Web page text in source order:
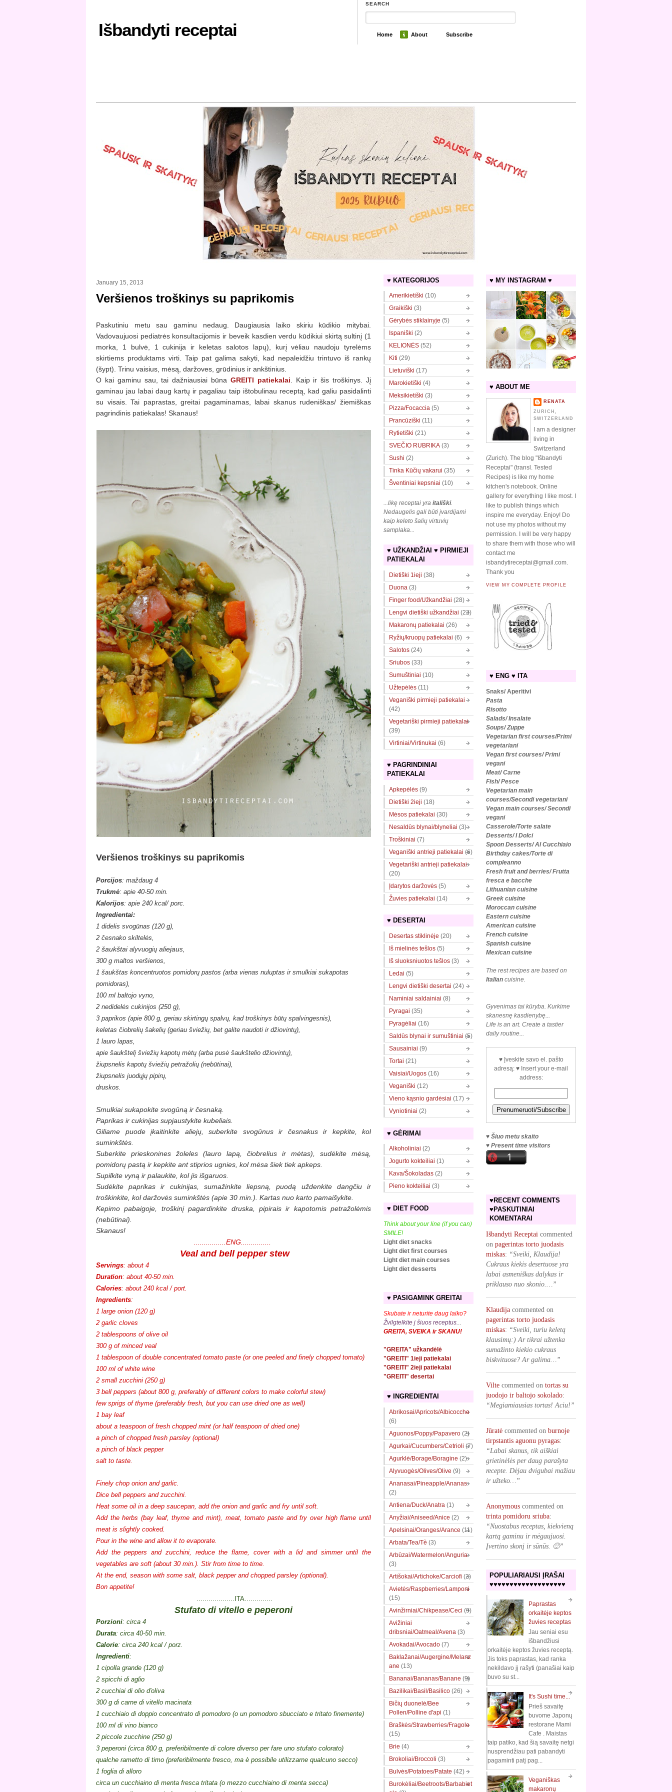
Išbandyti receptai
SEARCH
Home About Subscribe
January 15, 2013
Veršienos troškinys su paprikomis
Paskutiniu metu sau gaminu nedaug.
Daugiausia laiko skiriu kūdikio mitybai.
Vadovaujuosi pediatrės konsultacijomis ir beveik kasdien verdu kūdikiui skirtą sultinį (1
morka, 1 bulvė, 1 cukinija ir keletas salotos lapų), kurį vėliau naudoju tyrelėms
skirtiems produktams virti. Taip pat galima sakyti, kad nepaleidžiu trintuvo iš rankų
(šypt). Trinu vaisius, mėsą, daržoves, grūdinius ir ankštinius.
O kai gaminu sau, tai dažniausiai būna GREITI patiekalai . Kaip ir šis troškinys. Jį
gaminau jau labai daug kartų ir pagaliau taip ištobulinau receptą, kad galiu pasidalinti
su visais. Tai paprastas, greitai pagaminamas, labai skanus rudeniškas/ žiemiškas
pagrindinis patiekalas! Skanaus!
Veršienos troškinys su paprikomis
Porcijos: maždaug 4
Trukmė: apie 40-50 min.
Kalorijos: apie 240 kcal/ porc.
Ingredientai:
1 didelis svogūnas (120 g)
2 česnako skiltelės,
2 šaukštai alyvuogių aliejaus,
300 g maltos veršienos
1 šaukštas koncentruotos pomidorų pastos (arba vienas nuluptas ir smulkiai sukapotas
pomidoras),
100 ml baltojo vyno
2 nedidelės cukinijos (250 g)
3 paprikos (apie 800 g, geriau skirtingų spalvų, kad troškinys būtų spalvingesnis)
keletas čiobrelių šakelių (geriau šviežių, bet galite naudoti ir džiovintų),
1 lauro lapas,
apie šaukštelį šviežių kapotų mėtų (arba pusė šaukštelio džiovintų),
žiupsnelis kapotų šviežių petražolių (nebūtinai),
žiupsnelis juodųjų pipirų,
druskos.
Smulkiai sukapokite svogūną ir česnaką.
Paprikas ir cukinijas supjaustykite kubeliais.
Giliame puode įkaitinkite aliejų, suberkite svogūnus ir česnakus ir kepkite, kol
suminkštės.
Suberkite prieskonines žoleles (lauro lapą, čiobrelius ir mėtas), sudėkite mėsą,
pomidorų pastą ir kepkite ant stiprios ugnies, kol mėsa šiek tiek apkeps.
Supilkite vyną ir palaukite, kol jis išgaruos.
Sudėkite paprikas ir cukinijas, sumažinkite liepsną, puodą uždenkite dangčiu ir
troškinkite, kol daržovės suminkštės (apie 30 min.). Kartas nuo karto pamaišykite.
Kepimo pabaigoje, troškinį pagardinkite druska, pipirais ir kapotomis petražolėmis
(nebūtinai).
Skanaus!
................ENG...............
Veal and bell pepper stew
Servings: about 4
Duration: about 40-50 min.
Calories: about 240 kcal / port.
Ingredients:
1 large onion (120 g)
2 garlic cloves
2 tablespoons of olive oil
300 g of minced veal
1 tablespoon of double concentrated tomato paste (or one peeled and finely chopped tomato)
100 ml of white wine
2 small zucchini (250 g)
3 bell peppers (about 800 g, preferably of different colors to make colorful stew)
few sprigs of thyme (preferably fresh, but you can use dried one as well)
1 bay leaf
about a teaspoon of fresh chopped mint (or half teaspoon of dried one)
a pinch of chopped fresh parsley (optional)
a pinch of black pepper
salt to taste.
Finely chop onion and garlic.
Dice bell peppers and zucchini.
Heat some oil in a deep saucepan, add the onion and garlic and fry until soft.
Add the herbs (bay leaf, thyme and mint), meat, tomato paste and fry over high flame until
meat is slightly cooked.
Pour in the wine and allow it to evaporate.
Add the peppers and zucchini, reduce the flame, cover with a lid and simmer until the
vegetables are soft (about 30 min.). Stir from time to time.
At the end, season with some salt, black pepper and chopped parsley (optional).
Bon appetite!
...................ITA..............
Stufato di vitello e peperoni
Porzioni: circa 4
Durata: circa 40-50 min
Calorie: circa 240 kcal / porz
Ingredienti:
1 cipolla grande (120 g)
2 spicchi di aglio
2 cucchiai di olio d'oliva
300 g di carne di vitello macinata
1 cucchiaio di doppio concentrato di pomodoro (o un pomodoro sbucciato e tritato finemente)
100 ml di vino bianco
2 piccole zucchine (250 g)
3 peperoni (circa 800 g, preferibilmente di colore diverso per fare uno stufato colorato)
qualche rametto di timo (preferibilmente fresco , ma è possibile utilizzarne qualcuno secco)
1 foglia di alloro
circa un cucchiaino di menta fresca tritata (o mezzo cucchiaino di menta secca)
♥ MY INSTAGRAM ♥
♥ ABOUT ME
RENATA
ZURICH,
SWITZERLAND
I am a designer
living in
Switzerland
(Zurich). The blog "Išbandyti
Receptai" (transl. Tested
Recipes) is like my home
kitchen's notebook. Online
gallery for everything I like most. I
like to publish things which
inspire me everyday. Enjoy! Do
not use my photos without my
permission. I will be very happy
to share them with those who will
contact me
isbandytireceptai@gmail.com.
Thank you
VIEW MY COMPLETE PROFILE
♥ ENG ♥ ITA
Snaks/ Aperitivi
Pasta
Risotto
Salads/ Insalate
Soups/ Zuppe
Vegetarian first courses/Primi
vegetariani
Vegan first courses/ Primi
vegani
Meat/ Carne
Fish/ Pesce
Vegetarian main
courses/Secondi vegetariani
Vegan main courses/ Secondi
vegani
Casserole/Torte salate
Desserts/ I Dolci
Spoon Desserts/ Al Cucchiaio
Birthday cakes/Torte di
compleanno
Fresh fruit and berries/ Frutta
fresca e bacche
Lithuanian cuisine
Greek cuisine
Moroccan cuisine
Eastern cuisine
American cuisine
French cuisine
Spanish cuisine
Mexican cuisine
The rest recipes are based on
Italian cuisine.
Gyvenimas tai kūryba. Kurkime
skanesnę kasdienybę...
Life is an art. Create a tastier
daily routine...
♥ Įveskite savo el. pašto
adresą: ♥ Insert your e-mail
address:
♥ Šiuo metu skaito
♥ Present time visitors
♥RECENT COMMENTS
♥PASKUTINIAI
KOMENTARAI
Išbandyti Receptai commented
on pagerintas torto juodasis
miskas: “Sveiki, Klaudija!
Cukraus kiekis desertuose yra
labai asmeniškas dalykas ir
priklauso nuo skonio.…”
Klaudija commented on
pagerintas torto juodasis
miskas: “Sveiki, turiu keletą
klausimų:) Ar tikrai užtenka
sumažinto kiekio cukraus
biskvituose? Ar galima…”
Vilte commented on tortas su
juodojo ir baltojo sokolado:
“Megiamiausias tortas! Aciu!”
Jūratė commented on burnoje
tirpstantis aguonu pyragas:
“Labai skanus, tik aiškiai
grietinėlės per daug parašyta
recepte. Dėjau dvigubai mažiau
ir užteko…”
Anonymous commented on
trinta pomidoru sriuba:
“Nuostabus receptas, kiekvieną
kartą gaminu ir mėgaujuosi.
Įvertino skonį ir sūnūs. 🙂”
POPULIARIAUSI ĮRAŠAI
♥♥♥♥♥♥♥♥♥♥♥♥♥♥♥♥♥♥♥
Paprastas
orkaitėje keptos
žuvies receptas
Jau seniai esu
išbandžiusi
orkaitėje keptos žuvies receptą.
Jis toks paprastas, kad ranka
nekildavo jį rašyti (panašiai kaip
buvo su st...
It's Sushi time...
Prieš savaitę
buvome Japonų
restorane Mami
Cafe . Maistas
taip patiko, kad šią savaitę netgi
nusprendžiau pati pabandyti
pagaminti patį pag...
Veganiškas
makaronų
♥ KATEGORIJOS
Amerikietiški (10)
Graikiški (3)
Gėrybės stiklainyje (5)
Ispaniški (2)
KELIONĖS (52)
Kiti (29)
Lietuviški (17)
Marokietiški (4)
Meksikietiški (3)
Pizza/Focaccia (5)
Prancūziški (11)
Rytietiški (21)
SVEČIO RUBRIKA (3)
Sushi (2)
Tinka Kūčių vakarui (35)
Šventiniai kepsniai (10)
...likę receptai yra itališki.
Nedaugelis gali būti įvardijami
kaip keleto šalių virtuvių
samplaka...
♥ UŽKANDŽIAI ♥ PIRMIEJI
PATIEKALAI
Dietiški 1ieji (38)
Duona (3)
Finger food/Užkandžiai (28)
Lengvi dietiški užkandžiai (22)
Makaronų patiekalai (26)
Ryžių/kruopų patiekalai (6)
Salotos (24)
Sriubos (33)
Sumuštiniai (10)
Užtepėlės (11)
Veganiški pirmieji patiekalai
(42)
Vegetariški pirmieji patiekalai
(39)
Virtiniai/Virtinukai (6)
♥ PAGRINDINIAI
PATIEKALAI
Apkepėlės (9)
Dietiški 2ieji (18)
Mėsos patiekalai (30)
Nesaldūs blynai/blyneliai (3)
Troškiniai (7)
Veganiški antrieji patiekalai (6)
Vegetariški antrieji patiekalai
(20)
Įdarytos daržovės (5)
Žuvies patiekalai (14)
♥ DESERTAI
Desertas stiklinėje (20)
Iš mielinės tešlos (5)
Iš sluoksniuotos tešlos (3)
Ledai (5)
Lengvi dietiški desertai (24)
Naminiai saldainiai (8)
Pyragai (35)
Pyragėliai (16)
Saldūs blynai ir sumuštiniai (5)
Sausainiai (9)
Tortai (21)
Vaisiai/Uogos (16)
Veganiški (12)
Vieno kąsnio gardėsiai (17)
Vyniotiniai (2)
♥ GĖRIMAI
Alkoholiniai (2)
Jogurto kokteiliai (1)
Kava/Šokoladas (2)
Pieno kokteiliai (3)
♥ DIET FOOD
Think about your line (if you can)
SMILE!
Light diet snacks
Light diet first courses
Light diet main courses
Light diet desserts
♥ PASIGAMINK GREITAI
Skubate ir neturite daug laiko?
Žvilgtelkite į šiuos receptus.
GREITA, SVEIKA ir SKANU!
"GREITA" užkandėlė
"GREITI" 1ieji patiekalai
"GREITI" 2ieji patiekalai
"GREITI" desertai
♥ INGREDIENTAI
Abrikosai/Apricots/Albicocche
(6)
Aguonos/Poppy/Papavero (2)
Agurkai/Cucumbers/Cetrioli (7)
Agurklė/Borage/Boragine (2)
Alyvuogės/Olives/Olive (9)
Ananasai/Pineapple/Ananas
(2)
Antiena/Duck/Anatra (1)
Anyžiai/Aniseed/Anice (2)
Apelsinai/Oranges/Arance (11)
Arbata/Tea/Tè (3)
Arbūzai/Watermelon/Anguria
(3)
Artišokai/Artichoke/Carciofi (2)
Avietės/Raspberries/Lamponi
(15)
Avinžirniai/Chikpease/Ceci (9)
Avižiniai
dribsniai/Oatmeal/Avena (3)
Avokadai/Avocado (7)
Baklažanai/Augergine/Melanz
ane (13)
Bananai/Bananas/Banane (9)
Bazilikai/Basil/Basilico (26)
Bičių duonelė/Bee
Pollen/Polline d'api (1)
Braškės/Strawberries/Fragole
(15)
Brie (4)
Brokoliai/Broccoli (3)
Bulvės/Potatoes/Patate (42)
Burokėliai/Beetroots/Barbabiet